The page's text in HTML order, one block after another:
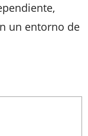
un entorno de